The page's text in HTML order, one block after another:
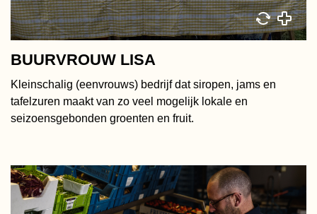
BUURVROUW LISA
Kleinschalig (eenvrouws) bedrijf dat siropen, jams en
tafelzuren maakt van zo veel mogelijk lokale en
seizoensgebonden groenten en fruit.